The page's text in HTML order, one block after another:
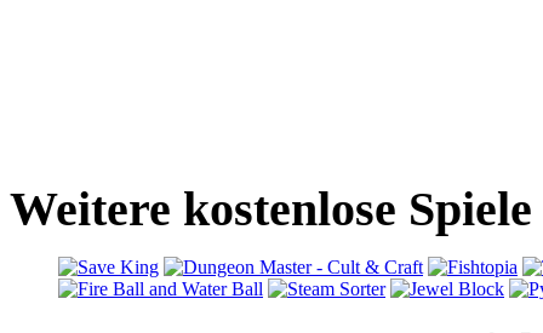
Weitere kostenlose